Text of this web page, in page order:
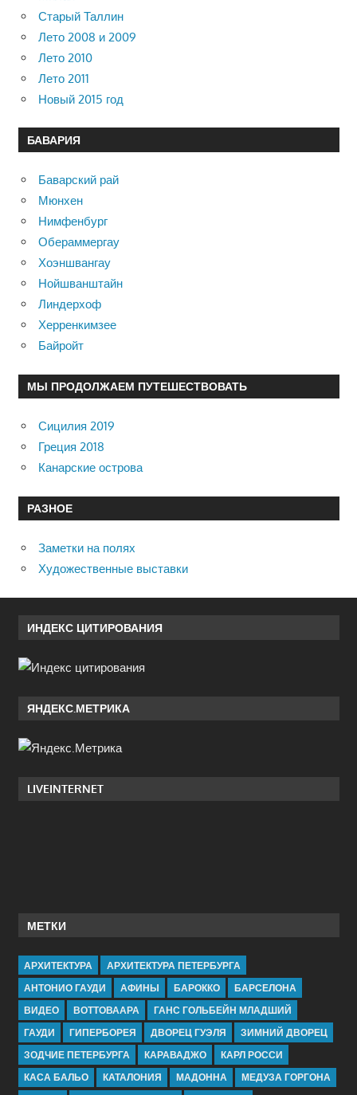
Старый Таллин
Лето 2008 и 2009
Лето 2010
Лето 2011
Новый 2015 год
БАВАРИЯ
Баварский рай
Мюнхен
Нимфенбург
Обераммергау
Хоэншвангау
Нойшванштайн
Линдерхоф
Херренкимзее
Байройт
МЫ ПРОДОЛЖАЕМ ПУТЕШЕСТВОВАТЬ
Сицилия 2019
Греция 2018
Канарские острова
РАЗНОЕ
Заметки на полях
Художественные выставки
ИНДЕКС ЦИТИРОВАНИЯ
ЯНДЕКС.МЕТРИКА
LIVEINTERNET
МЕТКИ
АРХИТЕКТУРА
АРХИТЕКТУРА ПЕТЕРБУРГА
АНТОНИО ГАУДИ
АФИНЫ БАРОККО
БАРСЕЛОНА
ВИДЕО
ВОТТОВААРА
ГАНС ГОЛЬБЕЙН МЛАДШИЙ
ГАУДИ
ГИПЕРБОРЕЯ ДВОРЕЦ ГУЭЛЯ
ЗИМНИЙ ДВОРЕЦ
ЗОДЧИЕ ПЕТЕРБУРГА
КАРАВАДЖО
КАРЛ РОССИ
КАСА БАЛЬО
КАТАЛОНИЯ МАДОННА
МЕДУЗА ГОРГОНА